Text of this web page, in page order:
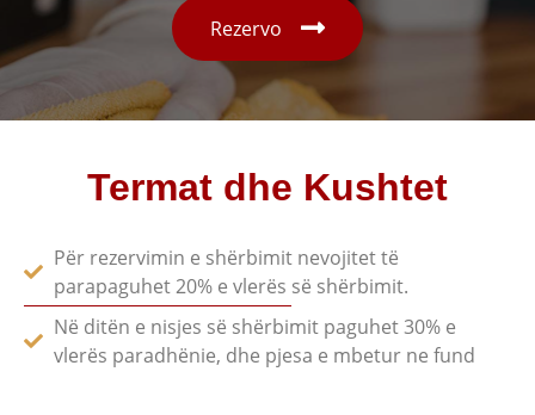
Rezervo
Termat dhe Kushtet
Për rezervimin e shërbimit nevojitet të
parapaguhet 20% e vlerës së shërbimit.
Në ditën e nisjes së shërbimit paguhet 30% e
vlerës paradhënie, dhe pjesa e mbetur ne fund